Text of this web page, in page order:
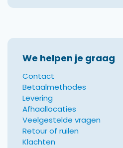
We helpen je graag
Contact
Betaalmethodes
Levering
Afhaallocaties
Veelgestelde vragen
Retour of ruilen
Klachten